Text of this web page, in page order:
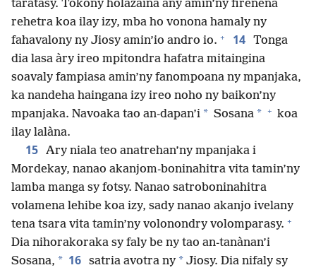
taratasy. Tokony holazaina any amin’ny firenena
rehetra koa ilay izy, mba ho vonona hamaly ny
fahavalony ny Jiosy amin’io andro io. + 14 Tonga
dia lasa àry ireo mpitondra hafatra mitaingina
soavaly fampiasa amin’ny fanompoana ny mpanjaka,
ka nandeha haingana izy ireo noho ny baikon’ny
mpanjaka. Navoaka tao an-dapan’i * Sosana * + koa
ilay lalàna.
15 Ary niala teo anatrehan’ny mpanjaka i
Mordekay, nanao akanjom-boninahitra vita tamin’ny
lamba manga sy fotsy. Nanao satroboninahitra
volamena lehibe koa izy, sady nanao akanjo ivelany
tena tsara vita tamin’ny volonondry volomparasy. +
Dia nihorakoraka sy faly be ny tao an-tanànan’i
Sosana, * 16 satria avotra ny * Jiosy. Dia nifaly sy